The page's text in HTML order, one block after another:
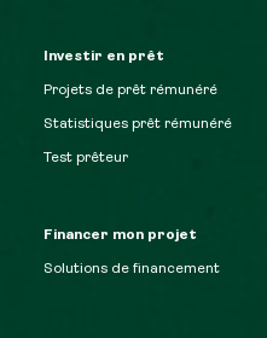
Investir en prêt
Projets de prêt rémunéré
Statistiques prêt rémunéré
Test prêteur
Financer mon projet
Solutions de financement